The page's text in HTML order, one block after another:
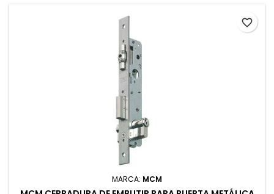
MARCA: MCM
favorite_border